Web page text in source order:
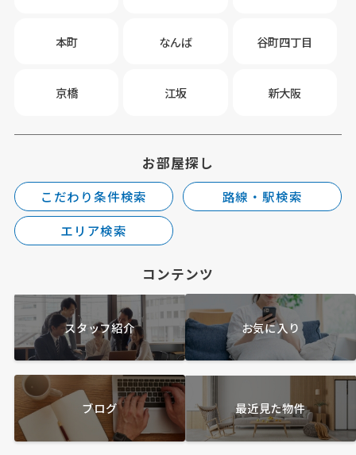
本町 なんば 谷町四丁目
京橋 江坂 新大阪
お部屋探し
こだわり条件検索
路線・駅検索
エリア検索
コンテンツ
スタッフ紹介 お気に入り
ブログ 最近見た物件